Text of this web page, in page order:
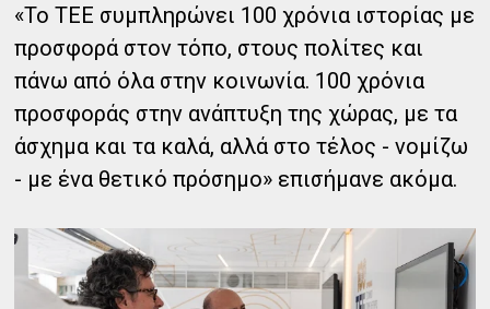
«Το ΤΕΕ συμπληρώνει 100 χρόνια ιστορίας με
προσφορά στον τόπο, στους πολίτες και
πάνω από όλα στην κοινωνία. 100 χρόνια
προσφοράς στην ανάπτυξη της χώρας, με τα
άσχημα και τα καλά, αλλά στο τέλος - νομίζω
- με ένα θετικό πρόσημο» επισήμανε ακόμα.